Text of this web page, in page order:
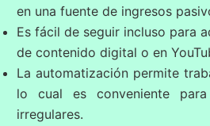
en una fuente de ingresos
Es fácil de seguir incluso para
de contenido digital o en
La automatización permite
lo cual es conveniente
irregulares.